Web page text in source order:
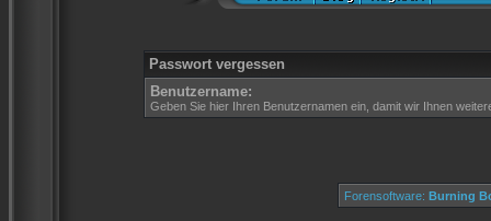
Passwort vergessen
Benutzername:
Geben Sie hier Ihren Benutzernamen ein, damit wir Ihnen
Forensoftware: Burning